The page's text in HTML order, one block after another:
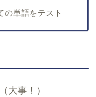
の単語をテスト
大事！）